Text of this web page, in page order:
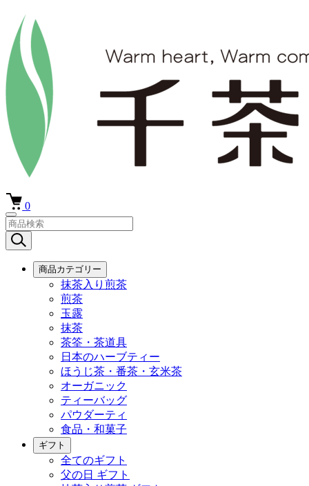
0
商品カテゴリー
抹茶入り煎茶
煎茶
玉露
抹茶
茶筌・茶道具
日本のハーブティー
ほうじ茶・番茶・玄米茶
オーガニック
ティーバッグ
パウダーティ
食品・和菓子
ギフト
全てのギフト
父の日 ギフト